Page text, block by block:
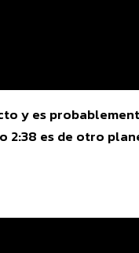
y es
2:38 es de otro